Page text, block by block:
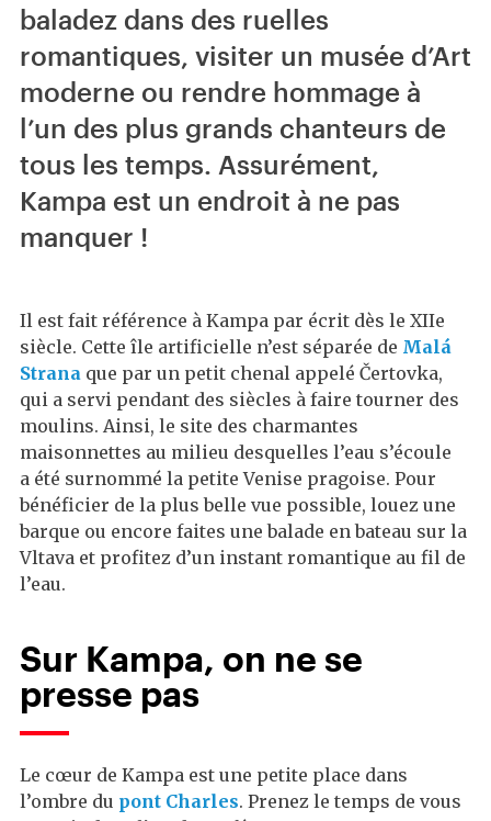
baladez dans des ruelles
romantiques, visiter un musée d’Art
moderne ou rendre hommage à
l’un des plus grands chanteurs de
tous les temps. Assurément,
Kampa est un endroit à ne pas
manquer !
Il est fait référence à Kampa par écrit dès le XIIe
siècle. Cette île artificielle n’est séparée de Malá
Strana que par un petit chenal appelé Čertovka,
qui a servi pendant des siècles à faire tourner des
moulins. Ainsi, le site des charmantes
maisonnettes au milieu desquelles l’eau s’écoule
a été surnommé la petite Venise pragoise. Pour
bénéficier de la plus belle vue possible, louez une
barque ou encore faites une balade en bateau sur la
Vltava et profitez d’un instant romantique au fil de
l’eau.
Sur Kampa, on ne se
presse pas
Le cœur de Kampa est une petite place dans
l’ombre du pont Charles. Prenez le temps de vous